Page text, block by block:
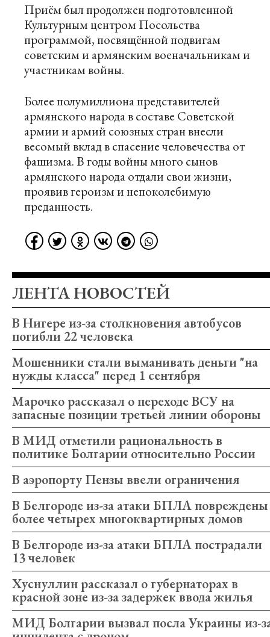
Приём был продолжен подготовленной
Культурным центром Посольства
программой, посвящённой подвигам
советским и армянским военачальникам и
участникам войны.
Более полумиллиона представителей
армянского народа в составе Советской
армии и армий союзных стран внесли
весомый вклад в спасение человечества от
фашизма. В годы войны много сынов
армянского народа отдали свои жизни,
проявив героизм и непоколебимую
преданность.
ЛЕНТА НОВОСТЕЙ
В Нигере из-за столкновения автобусов
погибли 22 человека
Мошенники стали выманивать деньги "на
нужды класса" перед 1 сентября
Марочко рассказал о переходе ВСУ на
запасные позиции третьей линии обороны
В МИД отметили рациональность в
политике Болгарии относительно России
В аэропорту Пензы ввели ограничения
В Белгороде из-за атаки БПЛА повреждены
более четырех многоквартирных домов
В Белгороде из-за атаки БПЛА пострадали
13 человек
Хуснуллин рассказал о губернаторах в
красной зоне из-за задержек ввода жилья
МИД Болгарии вызвал посла Украины из-